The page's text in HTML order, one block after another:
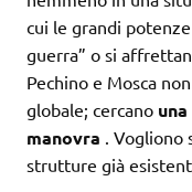
cui le grandi
guerra” o si
Pechino e Mosca
globale; cercano
manovra .
strutture già